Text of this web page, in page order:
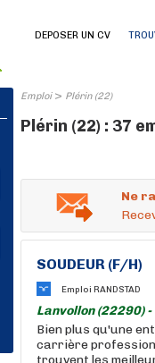
DEPOSER UN CV
Emploi> Plérin (22)
Plérin (22) : 37
Ne
SOUDEUR (F/H)
Emploi RANDSTAD
Lanvollon (22290)
Bien plus qu'une
carrière
trouvent les